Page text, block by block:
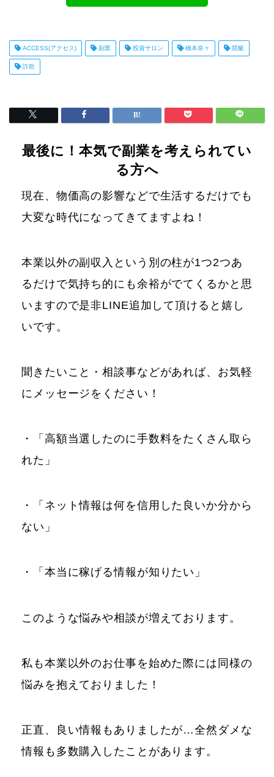
ACCESS(アクセス) 副業 投資サロン 橋本奈々 競艇
詐欺
最後に！本気で副業を考えられてい
る方へ
現在、物価高の影響などで生活するだけでも
大変な時代になってきてますよね！
本業以外の副収入という別の柱が1つ2つあ
るだけで気持ち的にも余裕がでてくるかと思
いますので是非LINE追加して頂けると嬉し
いです。
聞きたいこと・相談事などがあれば、お気軽
にメッセージをください！
・「高額当選したのに手数料をたくさん取ら
れた」
・「ネット情報は何を信用した良いか分から
ない」
・「本当に稼げる情報が知りたい」
このような悩みや相談が増えております。
私も本業以外のお仕事を始めた際には同様の
悩みを抱えておりました！
正直、良い情報もありましたが…全然ダメな
情報も多数購入したことがあります。